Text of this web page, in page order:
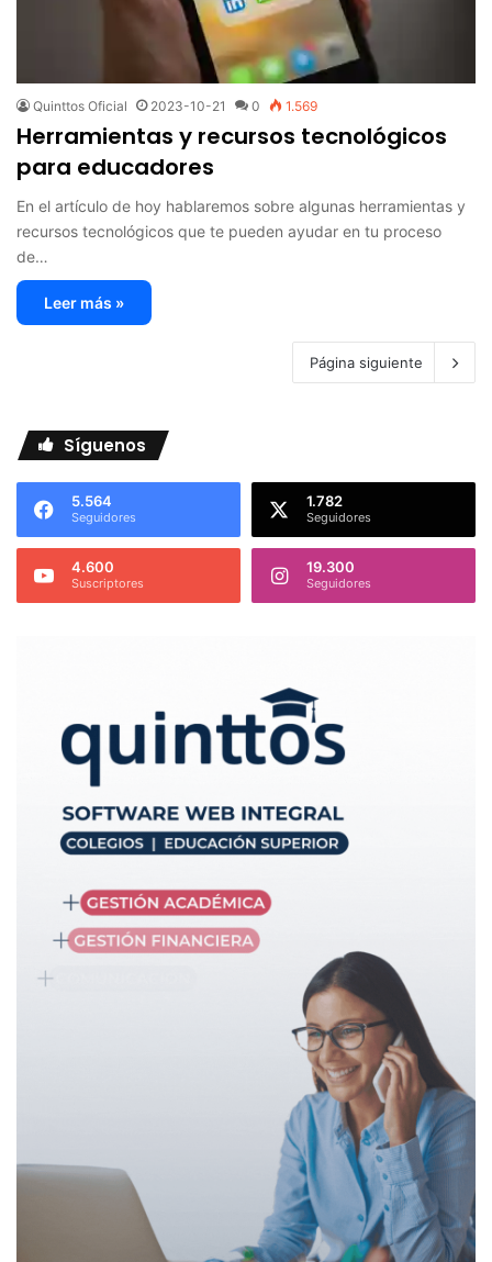
Quinttos Oficial 2023-10-21 0 1.569
Herramientas y recursos tecnológicos
para educadores
En el artículo de hoy hablaremos sobre algunas herramientas y
recursos tecnológicos que te pueden ayudar en tu proceso
de…
Leer más »
Página siguiente
Síguenos
5.564
Seguidores
1.782
Seguidores
4.600
Suscriptores
19.300
Seguidores